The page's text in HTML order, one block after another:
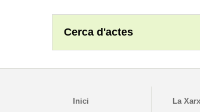
Cerca d'actes
Inici La